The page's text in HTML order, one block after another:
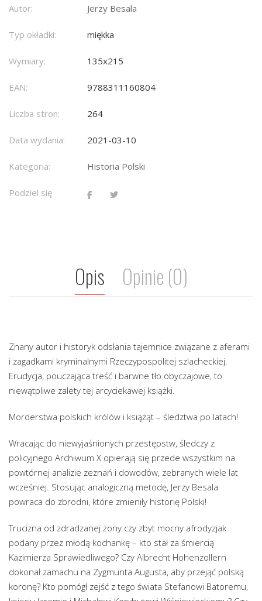
Autor: Jerzy Besala
Typ okładki: miękka
Wymiary: 135x215
EAN: 9788311160804
Liczba stron: 264
Data wydania: 2021-03-10
Kategoria: Historia Polski
Podziel się
Opis Opinie (0)
Znany autor i historyk odsłania tajemnice związane z aferami
i zagadkami kryminalnymi Rzeczypospolitej szlacheckiej.
Erudycja, pouczająca treść i barwne tło obyczajowe, to
niewątpliwe zalety tej arcyciekawej książki.
Morderstwa polskich królów i książąt – śledztwa po latach!
Wracając do niewyjaśnionych przestępstw, śledczy z
policyjnego Archiwum X opierają się przede wszystkim na
powtórnej analizie zeznań i dowodów, zebranych wiele lat
wcześniej. Stosując analogiczną metodę, Jerzy Besala
powraca do zbrodni, które zmieniły historię Polski!
Trucizna od zdradzanej żony czy zbyt mocny afrodyzjak
podany przez młodą kochankę – kto stał za śmiercią
Kazimierza Sprawiedliwego? Czy Albrecht Hohenzollern
dokonał zamachu na Zygmunta Augusta, aby przejąć polską
koronę? Kto pomógł zejść z tego świata Stefanowi Batoremu,